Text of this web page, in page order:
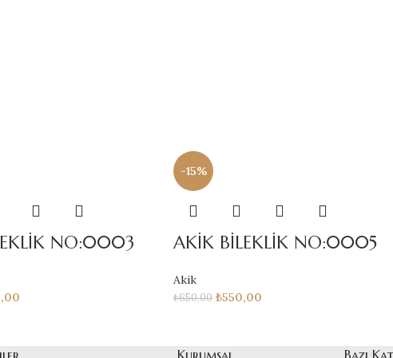
NO:0003
-15%
AKİK BİLEKLİK NO:0005
Akik
₺650,00 ₺550,00
Kurumsal Bazı